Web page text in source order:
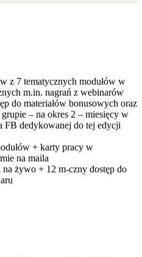
z 7 tematycznych modułów w
m.in. nagrań z webinarów
do materiałów bonusowych oraz
– na okres 2 – miesięcy w
FB dedykowanej do tej edycji
+ karty pracy w
na maila
żywo + 12 m-czny dostęp do